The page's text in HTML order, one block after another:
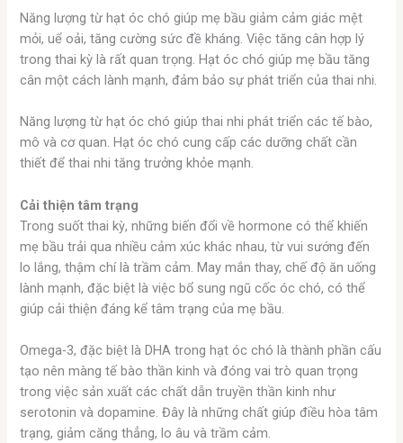
Năng lượng từ hạt óc chó giúp mẹ bầu giảm cảm giác mệt
mỏi, uể oải, tăng cường sức đề kháng. Việc tăng cân hợp lý
trong thai kỳ là rất quan trọng. Hạt óc chó giúp mẹ bầu tăng
cân một cách lành mạnh, đảm bảo sự phát triển của thai nhi.
Năng lượng từ hạt óc chó giúp thai nhi phát triển các tế bào,
mô và cơ quan. Hạt óc chó cung cấp các dưỡng chất cần
thiết để thai nhi tăng trưởng khỏe mạnh.
Cải thiện tâm trạng
Trong suốt thai kỳ, những biến đổi về hormone có thể khiến
mẹ bầu trải qua nhiều cảm xúc khác nhau, từ vui sướng đến
lo lắng, thậm chí là trầm cảm. May mắn thay, chế độ ăn uống
lành mạnh, đặc biệt là việc bổ sung ngũ cốc óc chó, có thể
giúp cải thiện đáng kể tâm trạng của mẹ bầu.
Omega-3, đặc biệt là DHA trong hạt óc chó là thành phần cấu
tạo nên màng tế bào thần kinh và đóng vai trò quan trọng
trong việc sản xuất các chất dẫn truyền thần kinh như
serotonin và dopamine. Đây là những chất giúp điều hòa tâm
trạng, giảm căng thẳng, lo âu và trầm cảm.